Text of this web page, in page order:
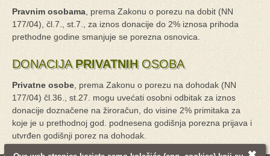
Pravnim osobama , prema Zakonu o porezu na dobit (NN
177/04), čl.7., st.7., za iznos donacije do 2% iznosa prihoda
prethodne godine smanjuje se porezna osnovica.
DONACIJA PRIVATNIH OSOBA
Privatne osobe , prema Zakonu o porezu na dohodak (NN
177/04) čl.36., st.27. mogu uvećati osobni odbitak za iznos
donacije doznačene na žiroračun, do visine 2% primitaka za
koje je u prethodnoj god. podnesena godišnja porezna prijava i
utvrđen godišnji porez na dohodak.